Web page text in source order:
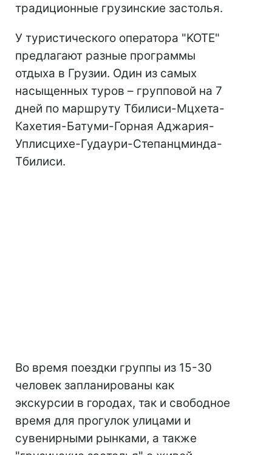
традиционные грузинские застолья.
У туристического оператора "KOTE"
предлагают разные программы
отдыха в Грузии. Один из самых
насыщенных туров – групповой на 7
дней по маршруту Тбилиси-Мцхета-
Кахетия-Батуми-Горная Аджария-
Уплисцихе-Гудаури-Степанцминда-
Тбилиси.
Во время поездки группы из 15-30
человек запланированы как
экскурсии в городах, так и свободное
время для прогулок улицами и
сувенирными рынками, а также